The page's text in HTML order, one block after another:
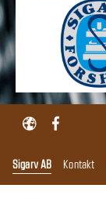
Sigarv AB Kontakt